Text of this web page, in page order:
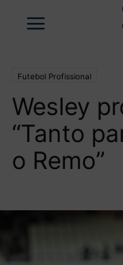
Futebol Profissional
Wesley
“Tanto
o Remo”